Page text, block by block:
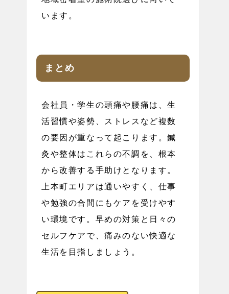
います。
まとめ
会社員・学生の頭痛や腰痛は、生
活習慣や姿勢、ストレスなど複数
の要因が重なって起こります。鍼
灸や整体はこれらの不調を、根本
から改善する手助けとなります。
上本町エリアは通いやすく、仕事
や勉強の合間にもケアを受けやす
い環境です。早めの対策と日々の
セルフケアで、痛みのない快適な
生活を目指しましょう。